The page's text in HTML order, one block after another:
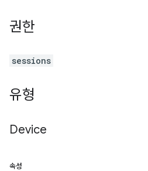
권한
sessions
유형
Device
속성